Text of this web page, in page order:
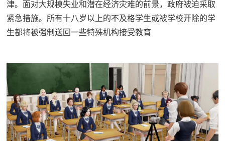
津。面对大规模失业和潜在经济灾难的前景，政府被迫采取
紧急措施。所有十八岁以上的不及格学生或被学校开除的学
生都将被强制送回一些特殊机构接受教育